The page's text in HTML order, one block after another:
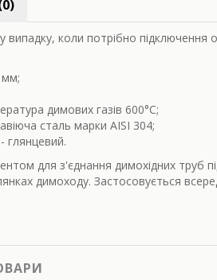
випадку, коли потрібно
мм;
димових газів 600°С;
сталь марки AISI 304;
глянцевий.
для з'єднання димохідних труб
димоходу. Застосовується